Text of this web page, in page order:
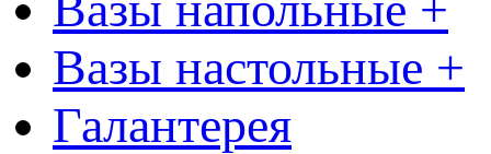
Вазы настольные +
Галантерея